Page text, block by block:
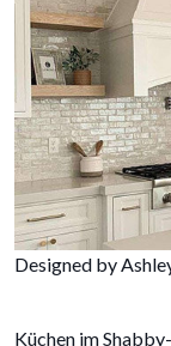
Designed by
Küchen im